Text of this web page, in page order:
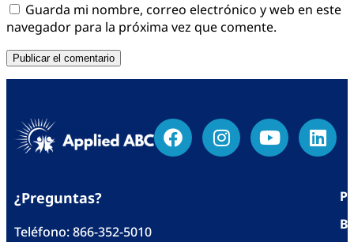
Guarda mi nombre, correo electrónico y web en este
navegador para la próxima vez que comente.
¿Preguntas?
Teléfono:866-352-5010